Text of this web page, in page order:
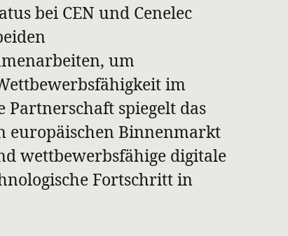
bei CEN und Cenelec
um
im
spiegelt das
europäischen Binnenmarkt
wettbewerbsfähige digitale
Fortschritt in